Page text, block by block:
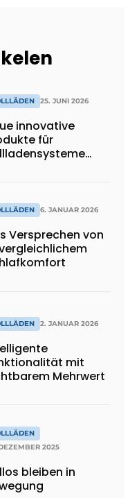
25. JUNI 2026
innovative
für
6. JANUAR 2026
Versprechen von
2. JANUAR 2026
mit
Mehrwert
2025
bleiben in